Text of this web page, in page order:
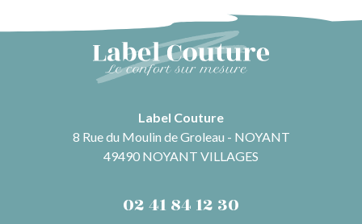
Label Couture
8 Rue du Moulin de Groleau - NOYANT
49490 NOYANT VILLAGES
02 41 84 12 30